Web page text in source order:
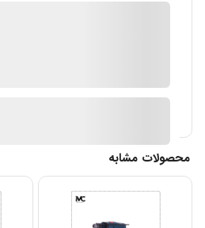
محصولات مشابه